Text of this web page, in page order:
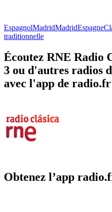
EspagnolMadridMadridEspagne
traditionnelle
Écoutez RNE Radio
3 ou d'autres radios
avec l'app de radio.fr
Obtenez l’app